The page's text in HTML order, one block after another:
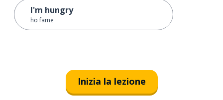
I'm hungry
ho fame
Inizia la lezione